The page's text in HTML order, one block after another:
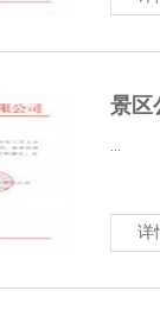
景区
...
详